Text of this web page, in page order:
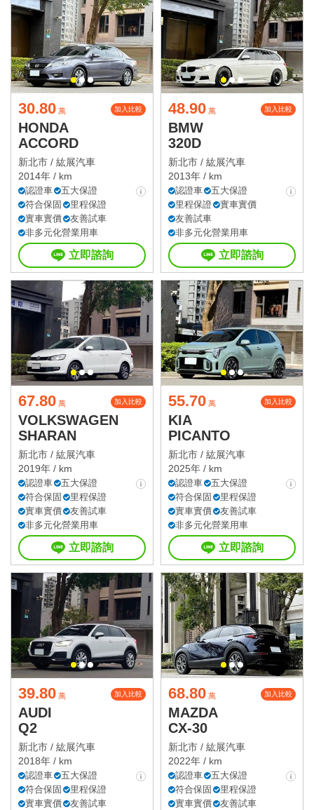
30.80 萬 加入比較
HONDA
ACCORD
新北市 / 紘展汽車
2014年 / km
認證車
五大保證
符合保固
里程保證
實車實價
友善試車
非多元化營業用車
立即諮詢
48.90 萬 加入比較
BMW
320D
新北市 / 紘展汽車
2013年 / km
認證車
五大保證
里程保證
實車實價
友善試車
非多元化營業用車
立即諮詢
67.80 萬 加入比較
VOLKSWAGEN
SHARAN
新北市 / 紘展汽車
2019年 / km
認證車
五大保證
符合保固
里程保證
實車實價
友善試車
非多元化營業用車
立即諮詢
55.70 萬 加入比較
KIA
PICANTO
新北市 / 紘展汽車
2025年 / km
認證車
五大保證
符合保固
里程保證
實車實價
友善試車
非多元化營業用車
立即諮詢
39.80 萬 加入比較
AUDI
Q2
新北市 / 紘展汽車
2018年 / km
認證車
五大保證
符合保固
里程保證
實車實價
友善試車
68.80 萬 加入比較
MAZDA
CX-30
新北市 / 紘展汽車
2022年 / km
認證車
五大保證
符合保固
里程保證
實車實價
友善試車